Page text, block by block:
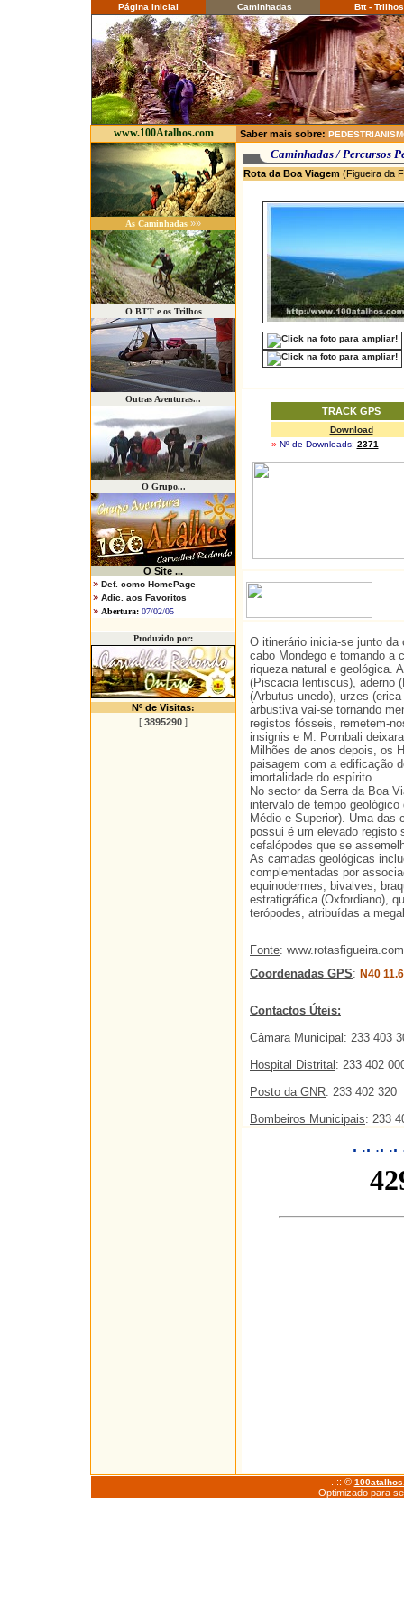
Página Inicial Caminhadas Btt - Trilhos
www.100Atalhos.com Saber mais sobre:
As Caminhadas »»
O BTT e os Trilhos
Outras Aventuras...
O Grupo...
O Site ...
» Def. como HomePage
» Adic. aos Favoritos
» Abertura: 07/02/05
Produzido por:
Nº de Visitas:
[ 3895290 ]
Caminhadas /
Rota da Boa Viagem (Figueira da
TRACK GPS
Download
» Nº de Downloads: 2371
O itinerário inicia-se junto
cabo Mondego e tomando a
riqueza natural e geológica.
(Piscacia lentiscus), aderno
(Arbutus unedo), urzes
arbustiva vai-se tornando
registos fósseis, remetem-
insignis e M. Pombali
Milhões de anos depois, os
paisagem com a edificação
imortalidade do espírito.
No sector da Serra da Boa
intervalo de tempo
Médio e Superior). Uma
possui é um elevado registo
cefalópodes que se
As camadas geológicas
complementadas por
equinodermes, bivalves,
estratigráfica (Oxfordiano),
terópodes, atribuídas a
Fonte: www.rotasfigueira.com
Coordenadas GPS: N40
Contactos Úteis:
Câmara Municipal : 233 403
Hospital Distrital : 233 402
Posto da GNR: 233 402 320
Bombeiros Municipais: 233
. .. .. ..
..:: ©
Optimizado para